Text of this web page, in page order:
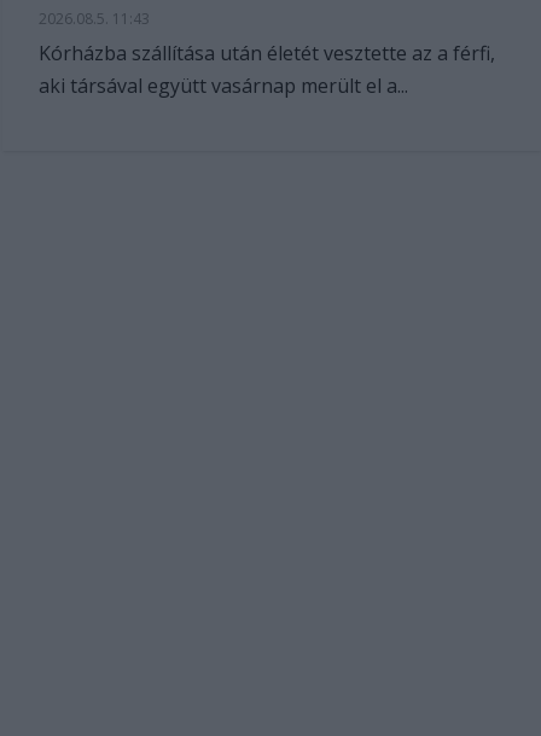
2026.08.5. 11:43
Kórházba szállítása után életét vesztette az a férfi,
aki társával együtt vasárnap merült el a...